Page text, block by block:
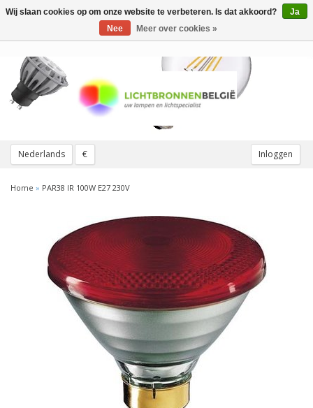
Nederlands € Inloggen
Toggle
Home » PAR38 IR 100W E27 230V
Wij slaan cookies op om onze website te verbeteren. Is dat akkoord?
Ja
Nee
Meer over cookies »